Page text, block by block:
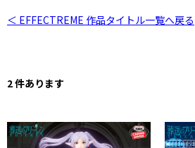
＜ EFFECTREME 作品タイトル一覧へ戻る
2 件あります